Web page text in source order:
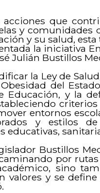
que
y comunidades
y su salud,
la iniciativa
Julián Bustillos
la Ley de
del
Educación, y la
entornos
y estilos
Bustillos
por rutas
sino
valores y se